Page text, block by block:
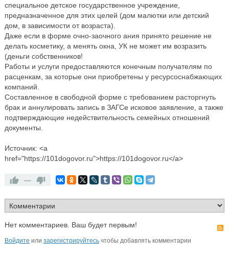
специальное детское государственное учреждение,
предназначенное для этих целей (дом малютки или детский
дом, в зависимости от возраста).
Даже если в форме очно-заочного ания принято решение не
делать косметику, а менять окна, УК не может им возразить
(деньги собственников!
Работы и услуги предоставляются конечным получателям по
расценкам, за которые они приобретены у ресурсоснабжающих
компаний.
Составленное в свободной форме с требованием расторгнуть
брак и аннулировать запись в ЗАГСе исковое заявление, а также
подтверждающие недействительность семейных отношений
документы.
Источник: <a
href="https://101dogovor.ru">https://101dogovor.ru</a>
—
Нет комментариев. Ваш будет первым!
Войдите или зарегистрируйтесьчтобы добавлять комментарии